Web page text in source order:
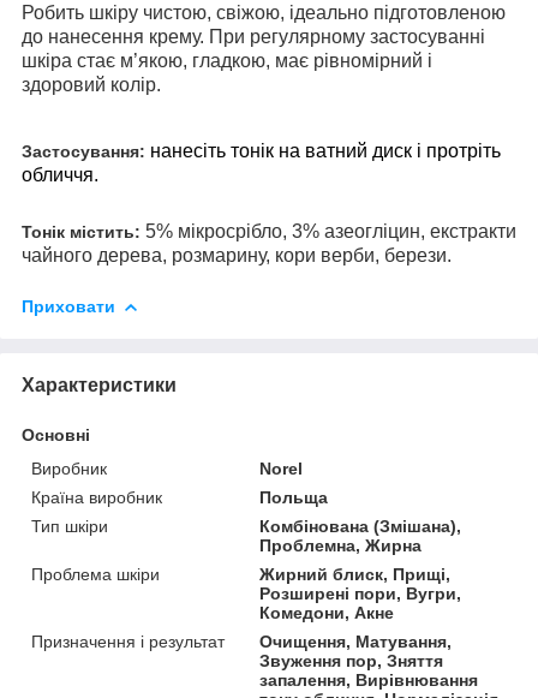
Робить шкіру чистою, свіжою, ідеально підготовленою
до нанесення крему. При регулярному застосуванні
шкіра стає м’якою, гладкою, має рівномірний і
здоровий колір.
Застосування: нанесіть тонік на ватний диск і протріть
обличчя.
Тонік містить: 5% мікросрібло, 3% азеогліцин, екстракти
чайного дерева, розмарину, кори верби, берези.
Приховати
Характеристики
Основні
Виробник
Norel
Країна виробник
Польща
Тип шкіри
Комбінована (Змішана),
Проблемна, Жирна
Проблема шкіри
Жирний блиск, Прищі,
Розширені пори, Вугри,
Комедони, Акне
Призначення і результат
Очищення, Матування,
Звуження пор, Зняття
запалення, Вирівнювання